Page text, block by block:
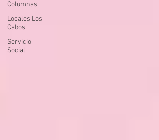
Columnas
Locales Los
Cabos
Servicio
Social